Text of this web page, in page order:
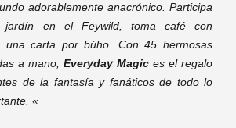
adorablemente anacrónico. Participa
en el Feywild, toma café con
una carta por búho. Con 45 hermosas
a mano, Everyday Magic es el regalo
de la fantasía y fanáticos de todo lo
«